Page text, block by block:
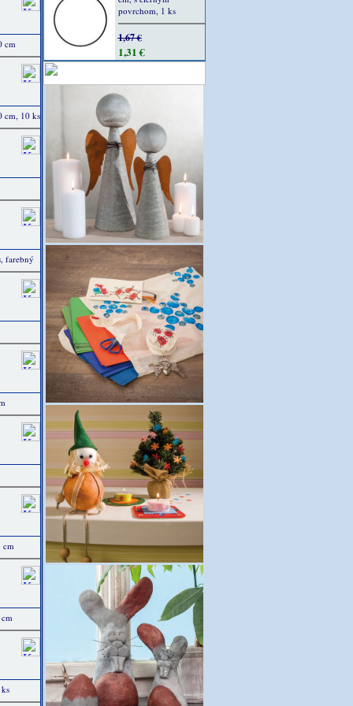
cm
cm, 10 ks
farebný
cm
povrchom, 1 ks
1,67 €
1,31 €